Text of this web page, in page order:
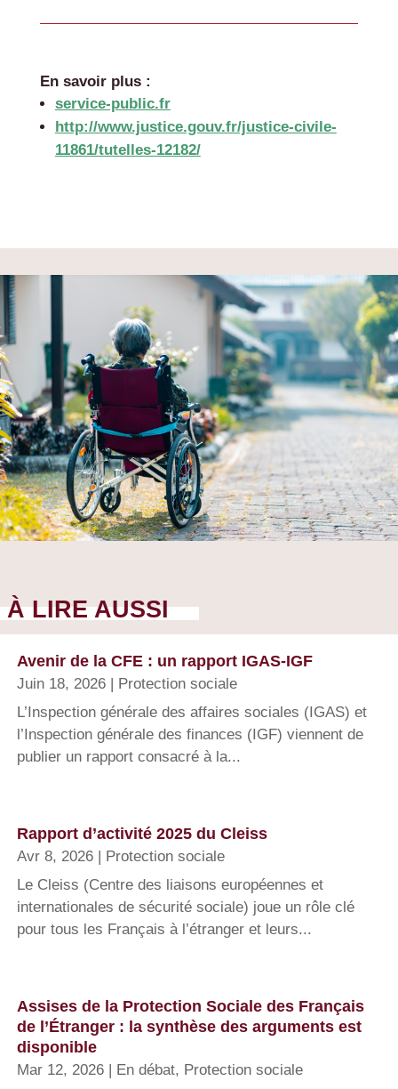
En savoir plus :
service-public.fr
http://www.justice.gouv.fr/justice-civile-
11861/tutelles-12182/
À LIRE AUSSI
Avenir de la CFE : un rapport IGAS-IGF
Juin 18, 2026 | Protection sociale
L’Inspection générale des affaires sociales (IGAS) et
l’Inspection générale des finances (IGF) viennent de
publier un rapport consacré à la...
Rapport d’activité 2025 du Cleiss
Avr 8, 2026 | Protection sociale
Le Cleiss (Centre des liaisons européennes et
internationales de sécurité sociale) joue un rôle clé
pour tous les Français à l’étranger et leurs...
Assises de la Protection Sociale des Français
de l’Étranger : la synthèse des arguments est
disponible
Mar 12, 2026 | En débat, Protection sociale